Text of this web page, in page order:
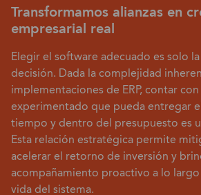
Transformamos alianzas en
empresarial real
Elegir el software adecuado es solo
decisión. Dada la complejidad
implementaciones de ERP, contar
experimentado que pueda entregar
tiempo y dentro del presupuesto es
Esta relación estratégica permite
acelerar el retorno de inversión y
acompañamiento proactivo a lo
vida del sistema.